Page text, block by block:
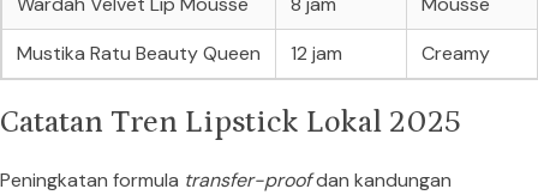
Mustika Ratu Beauty Queen
12 jam Creamy
Catatan Tren Lipstick Lokal 2025
Peningkatan formula transfer-proofdan kandungan